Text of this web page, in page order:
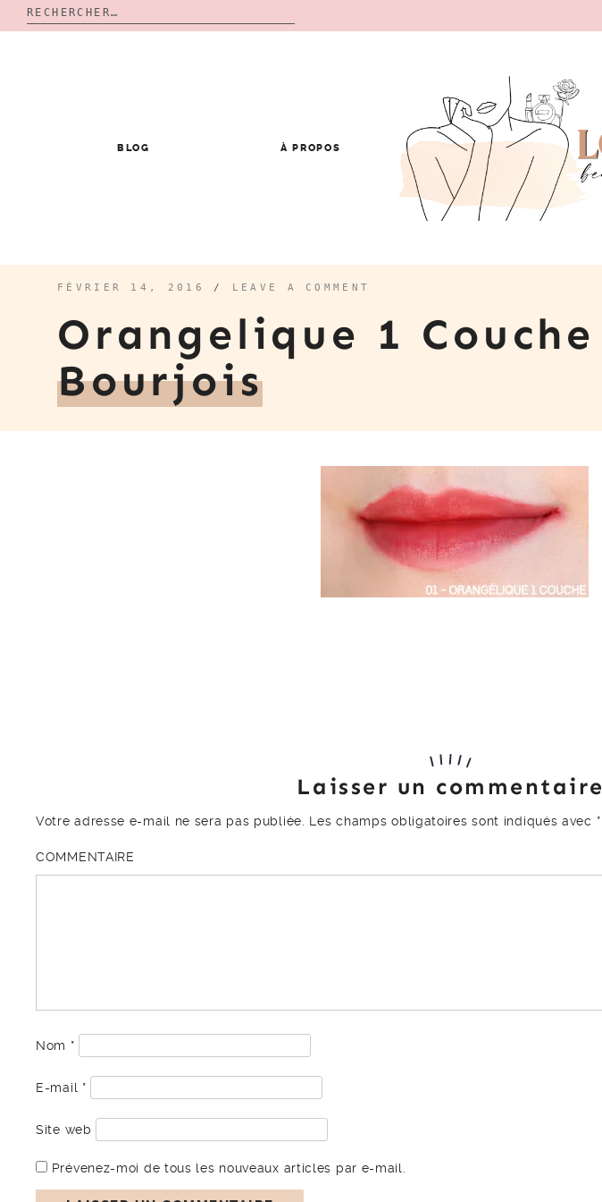
Rechercher :
BLOG À PROPOS
FÉVRIER 14, 2016 / LEAVE A COMMENT
Orangelique 1 Couche
Bourjois
Laisser un commentaire
Votre adresse e-mail ne sera pas publiée. Les champs obligatoires sont indiqués avec *
COMMENTAIRE
Nom *
E-mail *
Site web
Prévenez-moi de tous les nouveaux articles par e-mail.